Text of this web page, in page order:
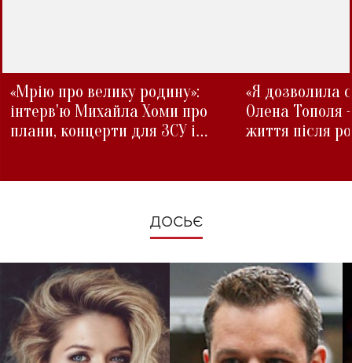
«Мрію про велику родину»:
інтерв'ю Михайла Хоми про
плани, концерти для ЗСУ і
«Я дозволила
Олена Тополя
життя після
ДОСЬЄ